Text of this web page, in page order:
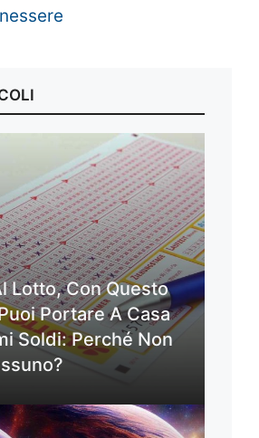
Lotto, Con Questo
Portare A Casa
Soldi: Perché Non